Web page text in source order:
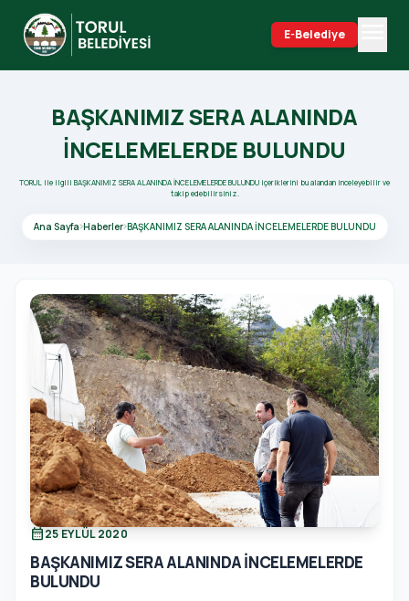
E-Belediye
BAŞKANIMIZ SERA ALANINDA
İNCELEMELERDE BULUNDU
TORUL ile ilgili BAŞKANIMIZ SERA ALANINDA İNCELEMELERDE BULUNDU içeriklerini bu alandan inceleyebilir ve
takip edebilirsiniz.
Ana Sayfa Haberler BAŞKANIMIZ SERA ALANINDA İNCELEMELERDE BULUNDU
calendar_month25 EYLÜL 2020
BAŞKANIMIZ SERA ALANINDA İNCELEMELERDE
BULUNDU